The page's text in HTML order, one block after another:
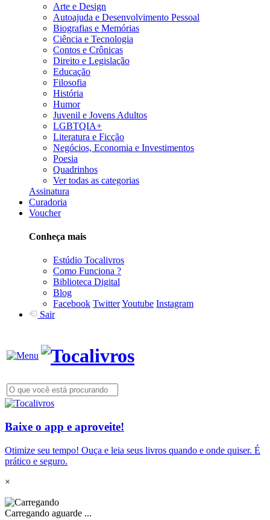
Arte e Design
Autoajuda e Desenvolvimento Pessoal
Biografias e Memórias
Ciência e Tecnologia
Contos e Crônicas
Direito e Legislação
Educação
Filosofia
História
Humor
Juvenil e Jovens Adultos
LGBTQIA+
Literatura e Ficção
Negócios, Economia e Investimentos
Poesia
Quadrinhos
Ver todas as categorias
Assinatura
Curadoria
Voucher
Conheça mais
Estúdio Tocalivros
Como Funciona ?
Biblioteca Digital
Blog
Facebook TwitterYoutube Instagram
Sair
Baixe o app e aproveite!
Otimize seu tempo! Ouça e leia seus livros quando e onde quiser. É
prático e seguro.
×
Carregando aguarde ...